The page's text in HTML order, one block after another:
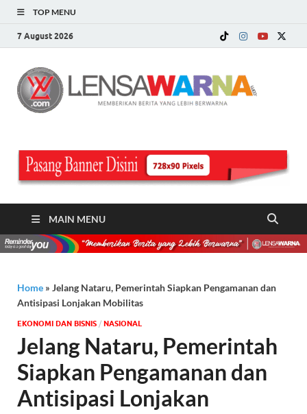
TOP MENU
7 August 2026
MAIN MENU
Home » Jelang Nataru, Pemerintah Siapkan Pengamanan dan
Antisipasi Lonjakan Mobilitas
EKONOMI DAN BISNIS / NASIONAL
Jelang Nataru, Pemerintah
Siapkan Pengamanan dan
Antisipasi Lonjakan